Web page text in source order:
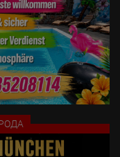
распечатанные
языками.
от стресса и
коллеги не являются
вежливое, честное и
на сайте